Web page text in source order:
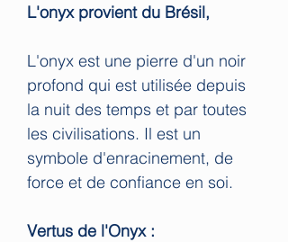
L'onyx provient du Brésil,
L'onyx est une pierre d'un noir
profond qui est utilisée depuis
la nuit des temps et par toutes
les civilisations. Il est un
symbole d'enracinement, de
force et de confiance en soi.
Vertus de l'Onyx :